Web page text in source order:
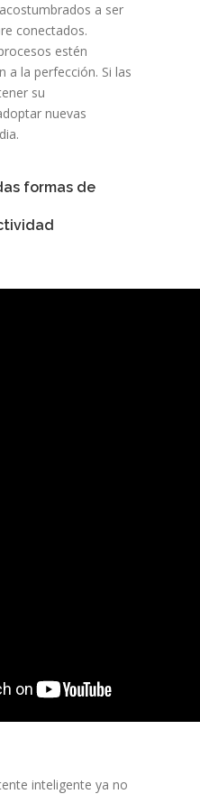
a ser
conectados.
estén
a la perfección. Si las
su
nuevas
formas de
inteligente ya no